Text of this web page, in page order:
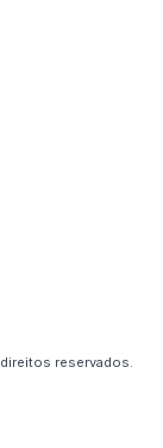
reservados.